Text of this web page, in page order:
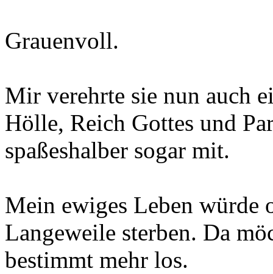
Grauenvoll.
Mir verehrte sie nun auch
Hölle, Reich Gottes und
spaßeshalber sogar mit.
Mein ewiges Leben würde
Langeweile sterben. Da
bestimmt mehr los.